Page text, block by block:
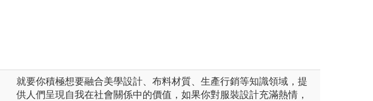
就要你積極想要融合美學設計、布料材質、生產行銷等知識領域，提
供人們呈現自我在社會關係中的價值，如果你對服裝設計充滿熱情，